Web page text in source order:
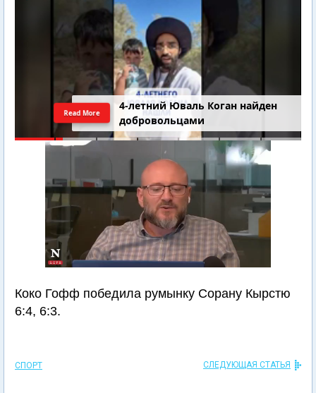
4-летний Юваль Коган найден
добровольцами
Read More
Коко Гофф победила румынку Сорану Кырстю
6:4, 6:3.
СПОРТ СЛЕДУЮЩАЯ СТАТЬЯ